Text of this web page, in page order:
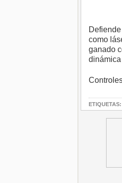
como
ganado
ETIQUETAS: